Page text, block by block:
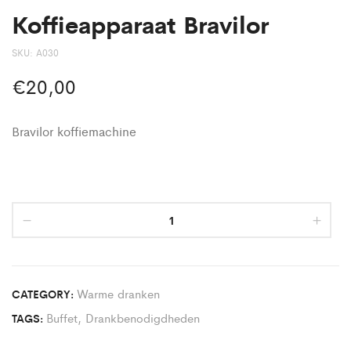
Koffieapparaat Bravilor
SKU: A030
€20,00
Bravilor koffiemachine
CATEGORY: Warme dranken
TAGS: Buffet, Drankbenodigdheden